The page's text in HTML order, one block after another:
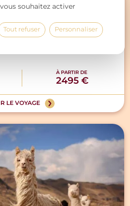
& sites majeurs du
À PARTIR DE
2495 €
LE VOYAGE
souhaitez activer
Tout refuser Personnaliser